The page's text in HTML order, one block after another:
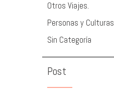
Otros Viajes.
Personas y Culturas
Sin Categoría
Post